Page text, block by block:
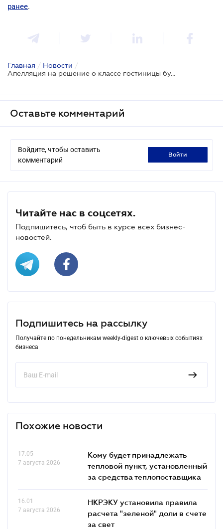
ранее.
Главная / Новости /
Апелляция на решение о классе гостиницы будет подаваться по новым правилам
Оставьте комментарий
Войдите, чтобы оставить
комментарий
войти
Читайте нас в соцсетях.
Подпишитесь, чтоб быть в курсе всех бизнес-
новостей.
Подпишитесь на рассылку
Получайте по понедельникам weekly-digest о ключевых событиях
бизнеса
Похожие новости
17.05
7 августа 2026
Кому будет принадлежать
тепловой пункт, установленный
за средства теплопоставщика
16.01
7 августа 2026
НКРЭКУ установила правила
расчета "зеленой" доли в счете
за свет